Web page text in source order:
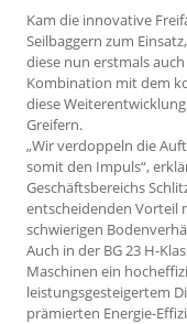
Kam die innovative
Seilbaggern zum
diese nun erstmals
Kombina­tion mit dem
diese
Greifern.
„Wir verdoppeln die
somit den Impuls“,
Geschäftsbereichs
entscheidenden Vorteil
schwierigen
Auch in der BG 23 H-
Maschinen ein
leistungsgesteigertem
prämierten Energie-